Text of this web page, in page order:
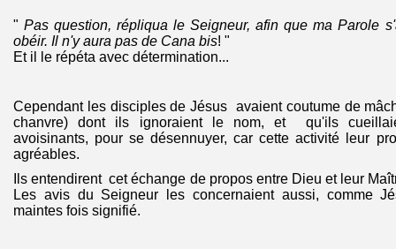
"Pas question, répliqua le Seigneur, afin que ma Parole
obéir. Il n'y aura pas de Cana bis! "
Et il le répéta avec détermination...
Cependant les disciples de Jésus avaient coutume de
chanvre) dont ils ignoraient le nom, et qu'ils
avoisinants, pour se désennuyer, car cette activité leur
agréables.
Ils entendirent cet échange de propos entre Dieu et leur
Les avis du Seigneur les concernaient aussi, comme
maintes fois signifié.